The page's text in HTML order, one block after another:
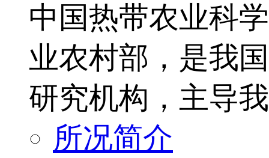
中国热带农业科
业农村部，是我
研究机构，主导
所况简介